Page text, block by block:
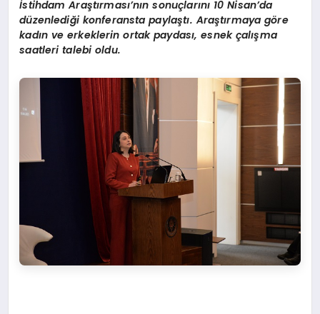
İstihdam Araştırması’nın sonuçlarını 10 Nisan’da
düzenlediği konferansta paylaştı. Araştırmaya göre
kadın ve erkeklerin ortak paydası, esnek çalışma
saatleri talebi oldu.